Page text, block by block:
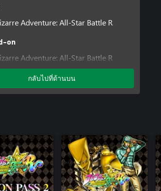
Bizarre Adventure:
6 anime voice
have played the
Adventure: All-Star Battle R
on
Adventure: All-Star Battle R
2
Adventure: All-Star Battle R
กลับไปที่ด้านบน